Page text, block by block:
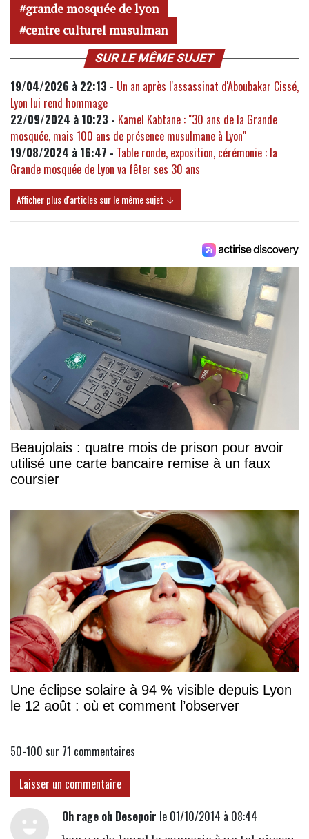
grande mosquée de lyon
centre culturel musulman
SUR LE MÊME SUJET
19/04/2026 à 22:13 - Un an après l'assassinat d'Aboubakar Cissé,
Lyon lui rend hommage
22/09/2024 à 10:23 - Kamel Kabtane : "30 ans de la Grande
mosquée, mais 100 ans de présence musulmane à Lyon"
19/08/2024 à 16:47 - Table ronde, exposition, cérémonie : la
Grande mosquée de Lyon va fêter ses 30 ans
Afficher plus d'articles sur le même sujet ↓
Beaujolais : quatre mois de prison pour avoir
utilisé une carte bancaire remise à un faux
coursier
Une éclipse solaire à 94 % visible depuis Lyon
le 12 août : où et comment l’observer
50-100 sur 71 commentaires
Laisser un commentaire
Oh rage oh Desepoir le 01/10/2014 à 08:44